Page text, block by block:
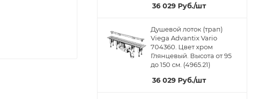
36 029 Руб./шт
Душевой лоток (трап)
Viega Advantix Vario
704360. Цвет хром
Глянцевый. Высота от 95
до 150 см. (4965.21)
36 029 Руб./шт